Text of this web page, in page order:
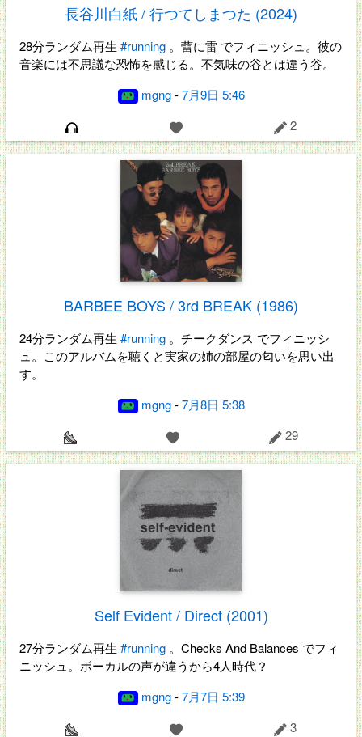
長谷川白紙 / 行つてしまつた (2024)
28分ランダム再生 #running 。蕾に雷 でフィニッシュ。彼の
音楽には不思議な恐怖を感じる。不気味の谷とは違う谷。
mgng-7月9日 5:46
2
BARBEE BOYS / 3rd BREAK (1986)
24分ランダム再生 #running 。チークダンス でフィニッシ
ュ。このアルバムを聴くと実家の姉の部屋の匂いを思い出
す。
mgng-7月8日 5:38
29
Self Evident / Direct (2001)
27分ランダム再生 #running 。Checks And Balances でフィ
ニッシュ。ボーカルの声が違うから4人時代？
mgng-7月7日 5:39
3